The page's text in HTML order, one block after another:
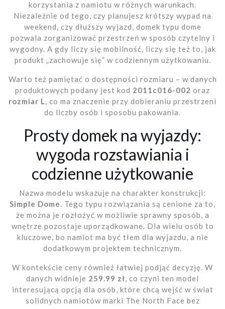
korzystania z namiotu w różnych warunkach.
Niezależnie od tego, czy planujesz krótszy wypad na
weekend, czy dłuższy wyjazd, domek typu dome
pozwala zorganizować przestrzeń w sposób czytelny i
wygodny. A gdy liczy się mobilność, liczy się też to, jak
produkt „zachowuje się” w codziennym użytkowaniu.
Warto też pamiętać o dostępności rozmiaru – w danych
produktowych podany jest kod 2011c016-002 oraz
rozmiar L, co ma znaczenie przy dobieraniu przestrzeni
do liczby osób i sposobu pakowania.
Prosty domek na wyjazdy:
wygoda rozstawiania i
codzienne użytkowanie
Nazwa modelu wskazuje na charakter konstrukcji:
Simple Dome. Tego typu rozwiązania są cenione za to,
że można je rozłożyć w możliwie sprawny sposób, a
wnętrze pozostaje uporządkowane. Dla wielu osób to
kluczowe, bo namiot ma być tłem dla wyjazdu, a nie
dodatkowym projektem technicznym.
W kontekście ceny również łatwiej podjąć decyzję. W
danych widnieje 259.99 zł, co czyni ten model
interesującą opcją dla osób, które chcą wejść w świat
solidnych namiotów marki The North Face bez